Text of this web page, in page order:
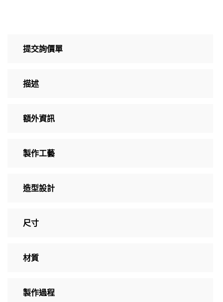
提交詢價單
描述
額外資訊
製作工藝
造型設計
尺寸
材質
製作過程